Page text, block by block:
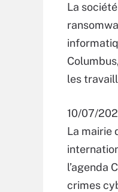
La
les
10/07/
La mairie
l’agenda
crimes